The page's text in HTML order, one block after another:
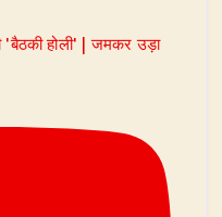
'बैठकी होली' | जमकर उड़ा